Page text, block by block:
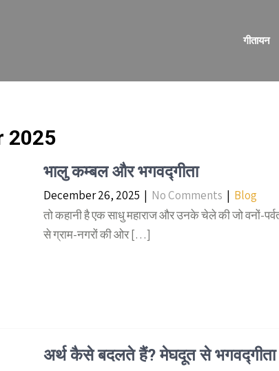
गीतायन
2025
भालु कम्बल और भगवद्गीता
December 26, 2025 | No Comments | Blog
तो कहानी है एक साधु महाराज और उनके चेले की जो वनों-
से ग्राम-नगरों की ओर […]
अर्थ कैसे बदलते हैं? मेघदूत से